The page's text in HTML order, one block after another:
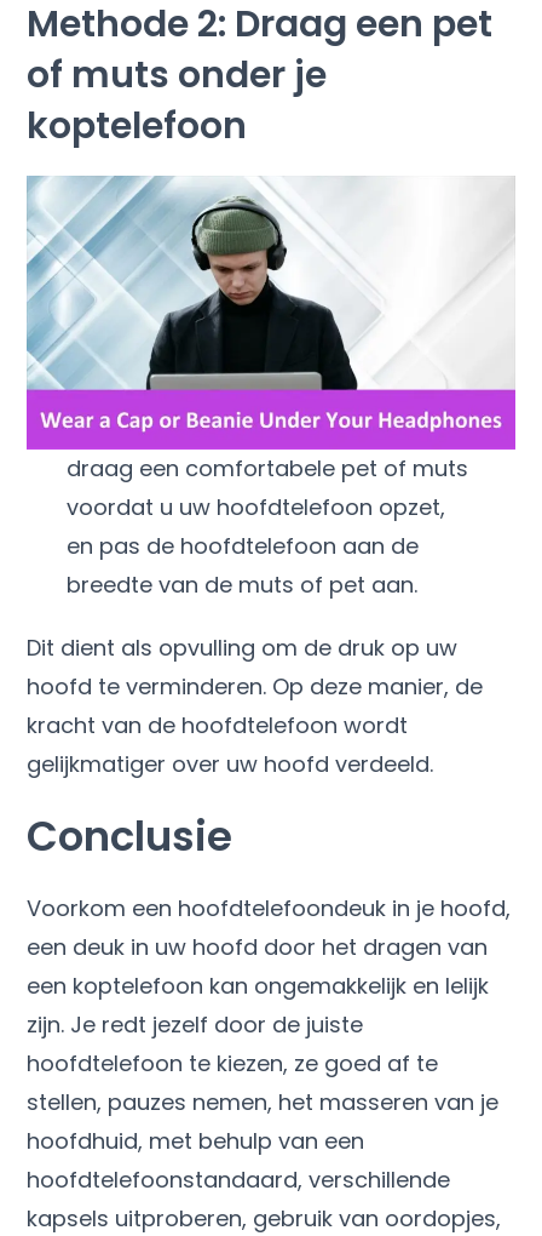
Methode 2: Draag een pet
of muts onder je
koptelefoon
draag een comfortabele pet of muts
voordat u uw hoofdtelefoon opzet,
en pas de hoofdtelefoon aan de
breedte van de muts of pet aan.
Dit dient als opvulling om de druk op uw
hoofd te verminderen. Op deze manier, de
kracht van de hoofdtelefoon wordt
gelijkmatiger over uw hoofd verdeeld.
Conclusie
Voorkom een ​​hoofdtelefoondeuk in je hoofd,
een deuk in uw hoofd door het dragen van
een koptelefoon kan ongemakkelijk en lelijk
zijn. Je redt jezelf door de juiste
hoofdtelefoon te kiezen, ze goed af te
stellen, pauzes nemen, het masseren van je
hoofdhuid, met behulp van een
hoofdtelefoonstandaard, verschillende
kapsels uitproberen, gebruik van oordopjes,